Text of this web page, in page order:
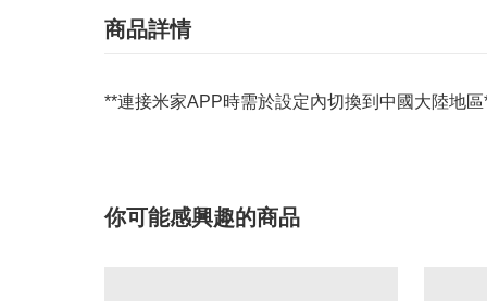
商品詳情
**連接米家APP時需於設定內切換到中國大陸地區
你可能感興趣的商品